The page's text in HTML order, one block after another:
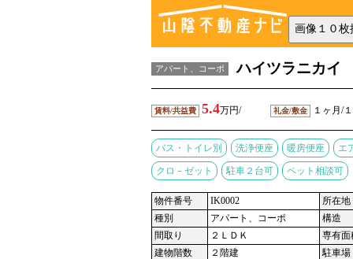
アパート、コーポ ハイツラニカイ
賃料/共益費 5.4万円/ 礼金/敷金 １ヶ月/
バス・トイレ別 洗浄便座 暖房便座 エ
クロ－ゼット 駐車２台可 ペット相談可
物件番号 IK0002
所在地
種別
アパート、コーポ
構造
間取り
２ＬＤＫ
専有面
建物階数
２階建
駐車場